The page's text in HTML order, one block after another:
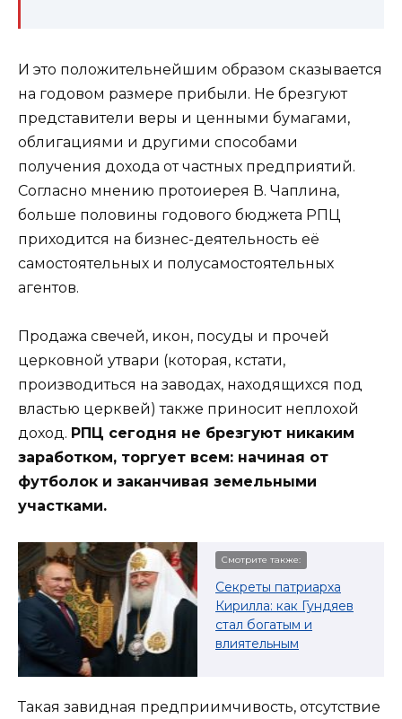
И это положительнейшим образом сказывается
на годовом размере прибыли. Не брезгуют
представители веры и ценными бумагами,
облигациями и другими способами
получения дохода от частных предприятий.
Согласно мнению протоиерея В. Чаплина,
больше половины годового бюджета РПЦ
приходится на бизнес-деятельность её
самостоятельных и полусамостоятельных
агентов.
Продажа свечей, икон, посуды и прочей
церковной утвари (которая, кстати,
производиться на заводах, находящихся под
властью церквей) также приносит неплохой
доход. РПЦ сегодня не брезгуют никаким
заработком, торгует всем: начиная от
футболок и заканчивая земельными
участками.
Смотрите также:
Секреты патриарха
Кирилла: как Гундяев
стал богатым и
влиятельным
Такая завидная предприимчивость, отсутствие